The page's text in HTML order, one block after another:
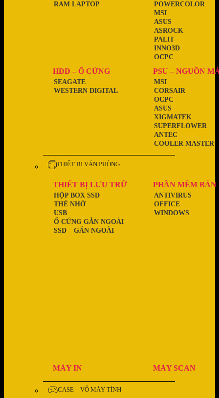
RAM LAPTOP
OCPC
INNO3D
PALIT
ASROCK
ASUS
MSI
POWERCOLOR
HDD – Ổ CỨNG
WESTERN DIGITAL
SEAGATE
PSU – NGUỒN
COOLER MASTER
ANTEC
SUPERFLOWER
XIGMATEK
ASUS
OCPC
CORSAIR
MSI
THIẾT BỊ VĂN PHÒNG
THIẾT BỊ LƯU TRỮ
SSD – GẮN NGOÀI
Ổ CỨNG GẮN NGOÀI
USB
THẺ NHỚ
HỘP BOX SSD
PHẦN MỀM BẢN
WINDOWS
OFFICE
ANTIVIRUS
MÁY IN MÁY SCAN
CASE – VỎ MÁY TÍNH